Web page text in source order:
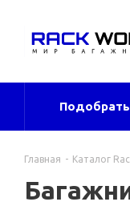
Главная - Каталог